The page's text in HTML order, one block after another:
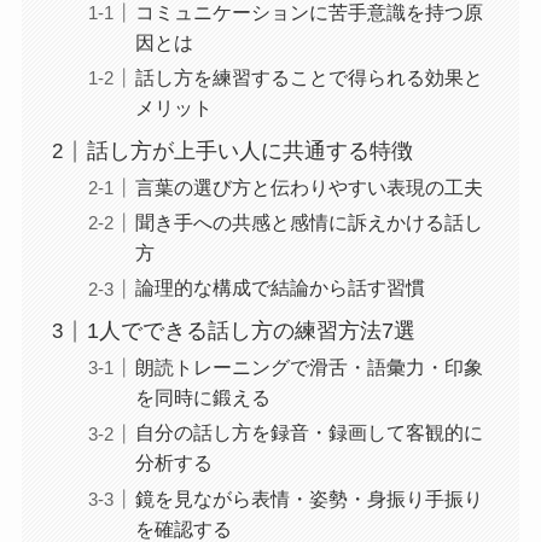
コミュニケーションに苦手意識を持つ原
因とは
話し方を練習することで得られる効果と
メリット
話し方が上手い人に共通する特徴
言葉の選び方と伝わりやすい表現の工夫
聞き手への共感と感情に訴えかける話し
方
論理的な構成で結論から話す習慣
1人でできる話し方の練習方法7選
朗読トレーニングで滑舌・語彙力・印象
を同時に鍛える
自分の話し方を録音・録画して客観的に
分析する
鏡を見ながら表情・姿勢・身振り手振り
を確認する